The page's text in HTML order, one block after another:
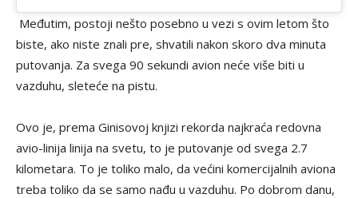
Međutim, postoji nešto posebno u vezi s ovim letom što
biste, ako niste znali pre, shvatili nakon skoro dva minuta
putovanja. Za svega 90 sekundi avion neće više biti u
vazduhu, sleteće na pistu.
Ovo je, prema Ginisovoj knjizi rekorda najkraća redovna
avio-linija linija na svetu, to je putovanje od svega 2.7
kilometara. To je toliko malo, da većini komercijalnih aviona
treba toliko da se samo nađu u vazduhu. Po dobrom danu,